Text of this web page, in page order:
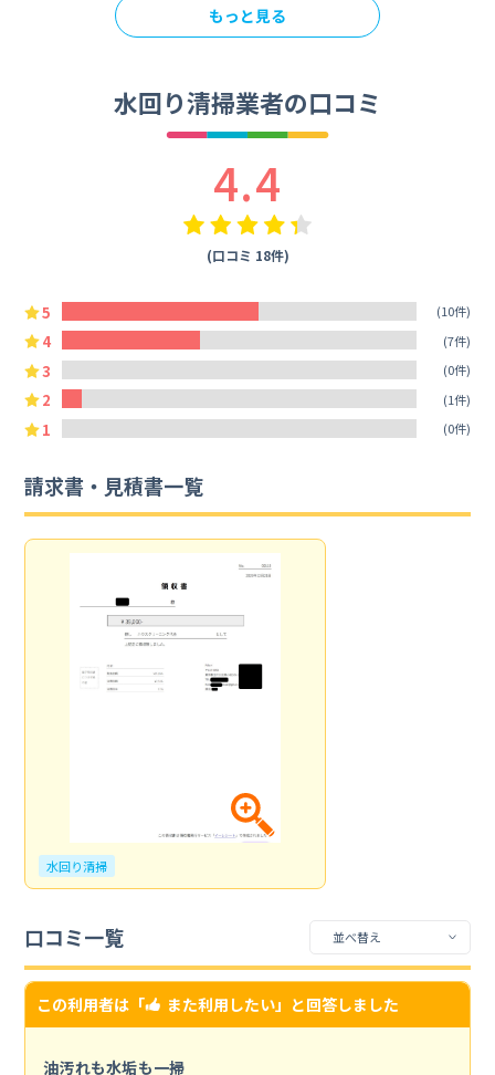
もっと見る
水回り清掃業者の口コミ
4.4
(口コミ 18件)
5 (10件)
4 (7件)
3 (0件)
2 (1件)
1 (0件)
請求書・見積書一覧
水回り清掃
口コミ一覧
この利用者は「 また利用したい」と回答しました
油汚れも水垢も一掃